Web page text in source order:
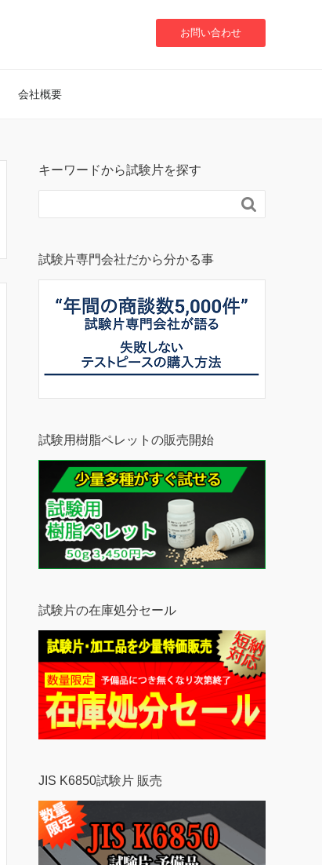
お問い合わせ
会社概要
キーワードから試験片を探す

試験片専門会社だから分かる事
試験用樹脂ペレットの販売開始
試験片の在庫処分セール
JIS K6850試験片 販売